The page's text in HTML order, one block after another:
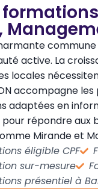
commune
active. La
locales
accompagne
adaptées en
pour répondre aux
Mirande et
éligible CPF
sur-mesure
présentiel à